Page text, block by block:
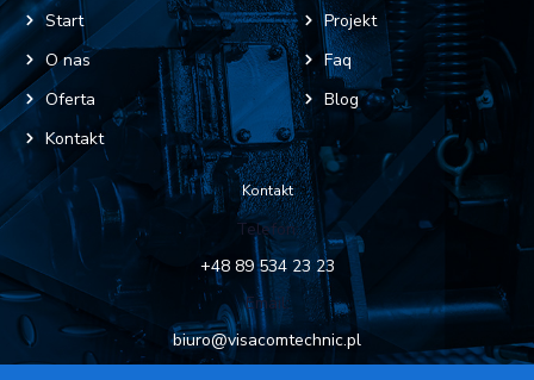
Start
O nas
Oferta
Kontakt
Projekt
Faq
Blog
Kontakt
Telefon:
+48 89 534 23 23
Email:
biuro@visacomtechnic.pl